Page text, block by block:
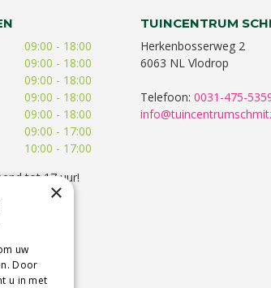
09:00 - 18:00
09:00 - 18:00
09:00 - 18:00
09:00 - 18:00
09:00 - 18:00
09:00 - 17:00
10:00 - 17:00
tot 17 uur!
TUINCENTRUM
Herkenbosserweg 2
6063 NL Vlodrop
Telefoon: 0031-475-
×
uw
Door
u in met